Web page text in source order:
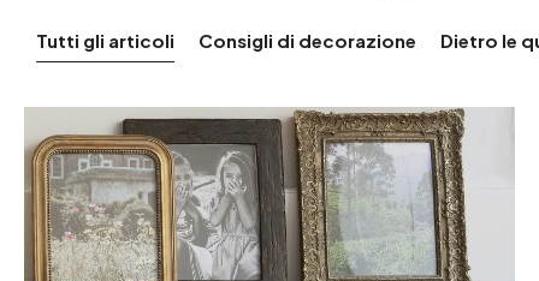
Tutti gli articoli Consigli di decorazione Dietro le